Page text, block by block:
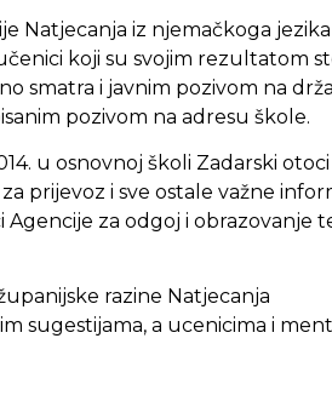
Natjecanja iz njemačkoga jezika
koji su svojim rezultatom
smatra i javnim pozivom na
pozivom na adresu škole.
u osnovnoj školi Zadarski
prijevoz i sve ostale važne
za odgoj i obrazovanje
razine Natjecanja
sugestijama, a ucenicima i